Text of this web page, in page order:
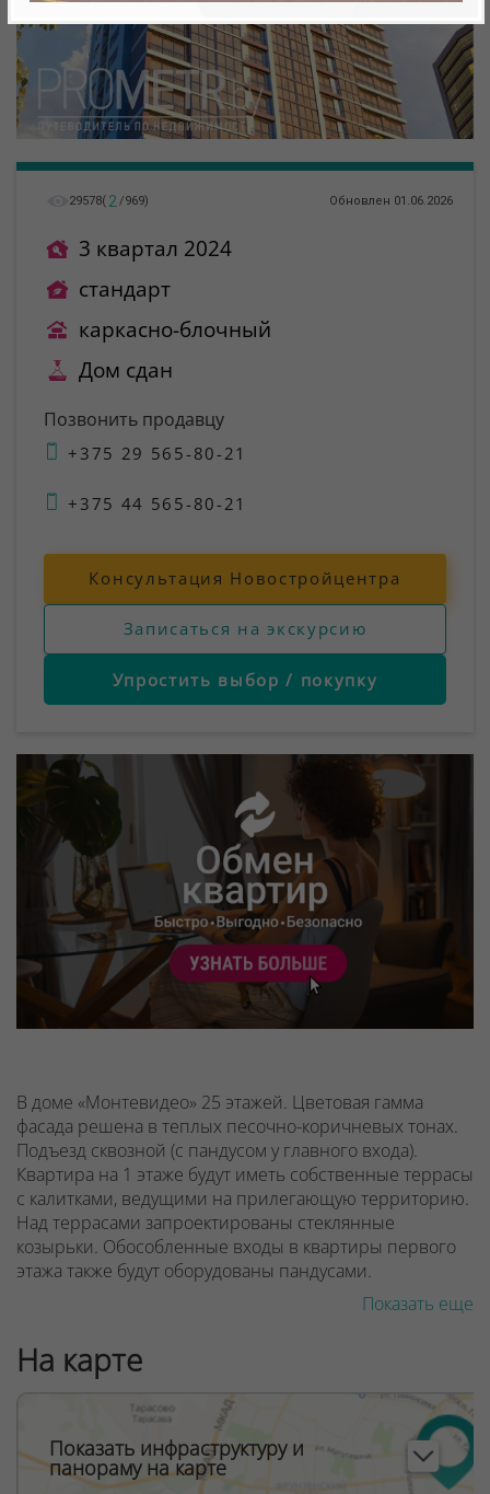
29578( 2 /969) Обновлен 01.06.2026
3 квартал 2024
стандарт
каркасно-блочный
Дом сдан
Позвонить продавцу
+375 29 565-80-21
+375 44 565-80-21
Консультация Новостройцентра
Записаться на экскурсию
Упростить выбор / покупку
В доме «Монтевидео» 25 этажей. Цветовая гамма
фасада решена в теплых песочно-коричневых тонах.
Подъезд сквозной (с пандусом у главного входа).
Квартира на 1 этаже будут иметь собственные террасы
с калитками, ведущими на прилегающую территорию.
Над террасами запроектированы стеклянные
козырьки. Обособленные входы в квартиры первого
этажа также будут оборудованы пандусами.
Предусмотрено дизайнерское лобби со стойкой
вас гостей. Фантазия дизайнеров вестибюля
«Монтевидео» погружает нас в атмосферу
тропических лесов. Она будет дополнена
экзотическими живыми растениями в кадках. Здесь
есть санитарная комната с пеленальным столиком для
малышей.
Показать еще
На карте
Показать инфраструктуру и
панораму на карте